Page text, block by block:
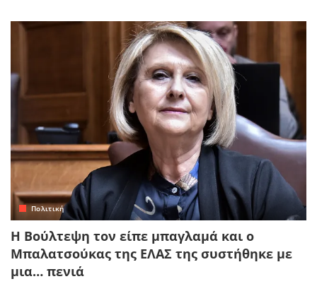
Πολιτική
Η Βούλτεψη τον είπε μπαγλαμά και ο
Μπαλατσούκας της ΕΛΑΣ της συστήθηκε με
μια… πενιά